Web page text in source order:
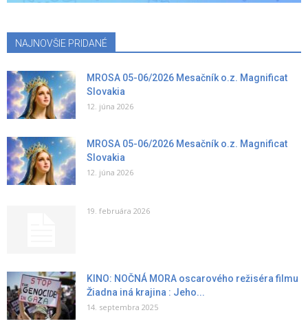
NAJNOVŠIE PRIDANÉ
MROSA 05-06/2026 Mesačník o.z. Magnificat
Slovakia
12. júna 2026
MROSA 05-06/2026 Mesačník o.z. Magnificat
Slovakia
12. júna 2026
19. februára 2026
KINO: NOČNÁ MORA oscarového režiséra filmu
Žiadna iná krajina : Jeho...
14. septembra 2025